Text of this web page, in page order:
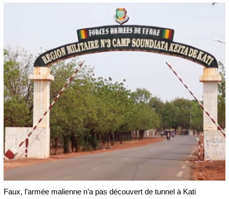
Faux, l’armée malienne n’a pas découvert de tunnel à Kati